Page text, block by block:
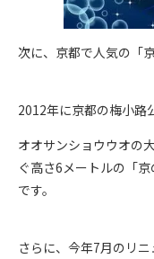
次に、京都で人気の「
2012年に京都の梅小路
オオサンショウウオの
ぐ高さ6メートルの「
です。
さらに、今年7月のリ